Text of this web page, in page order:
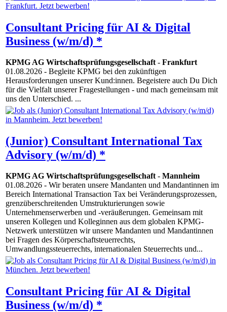
Consultant Pricing für AI & Digital
Business (w/m/d) *
KPMG AG Wirtschaftsprüfungsgesellschaft- Frankfurt
01.08.2026 - Begleite KPMG bei den zukünftigen
Herausforderungen unserer Kund:innen. Begeistere auch Du Dich
für die Vielfalt unserer Fragestellungen - und mach gemeinsam mit
uns den Unterschied. ...
(Junior) Consultant International Tax
Advisory (w/m/d) *
KPMG AG Wirtschaftsprüfungsgesellschaft- Mannheim
01.08.2026 - Wir beraten unsere Mandanten und Mandantinnen im
Bereich International Transaction Tax bei Veränderungsprozessen,
grenzüberschreitenden Umstrukturierungen sowie
Unternehmenserwerben und -veräußerungen. Gemeinsam mit
unseren Kollegen und Kolleginnen aus dem globalen KPMG-
Netzwerk unterstützen wir unsere Mandanten und Mandantinnen
bei Fragen des Körperschaftsteuerrechts,
Umwandlungssteuerrechts, internationalen Steuerrechts und...
Consultant Pricing für AI & Digital
Business (w/m/d) *